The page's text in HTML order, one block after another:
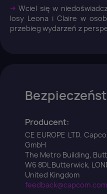
➜Wciel się w
losy Leona i Claire w
przebieg wydarzeń z
Producent:
CE EUROPE LTD.
GmbH
The Metro Building,
W6 8DL Butterwick,
United Kingdom
feedback@capcom.com